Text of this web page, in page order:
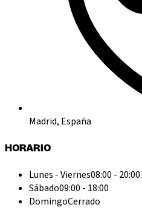
Madrid, España
HORARIO
Lunes - Viernes08:00 - 20:00
Sábado09:00 - 18:00
DomingoCerrado